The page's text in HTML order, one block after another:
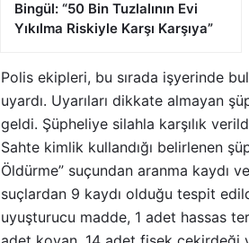
Bingül: “50 Bin Tuzlalının Evi
Yıkılma Riskiyle Karşı Karşıya”
Polis ekipleri, bu sırada işyerinde
uyardı. Uyarıları dikkate almayan
geldi. Şüpheliye silahla karşılık
Sahte kimlik kullandığı belirlenen
Öldürme” suçundan aranma kaydı
suçlardan 9 kaydı olduğu tespit
uyuşturucu madde, 1 adet hassas